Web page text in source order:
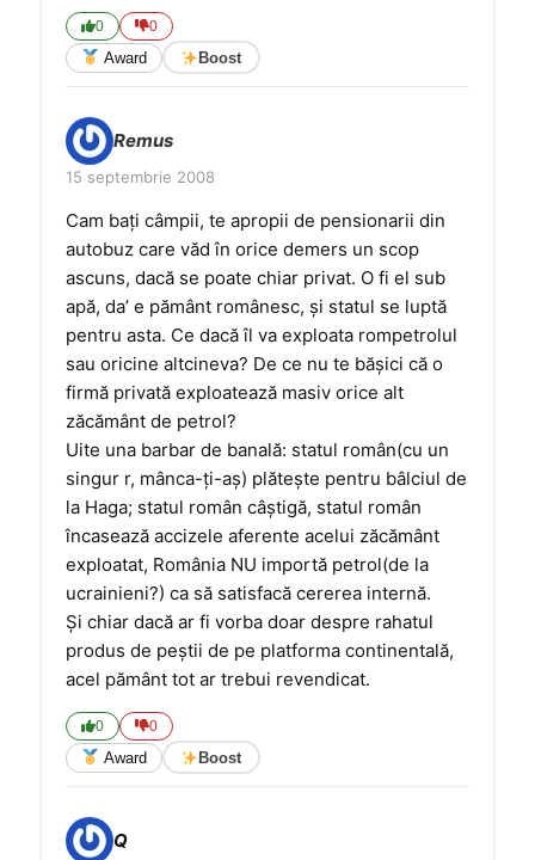
0 0
Award Boost
Remus
15 septembrie 2008
Cam baţi câmpii, te apropii de pensionarii din
autobuz care văd în orice demers un scop
ascuns, dacă se poate chiar privat. O fi el sub
apă, da’ e pământ românesc, şi statul se luptă
pentru asta. Ce dacă îl va exploata rompetrolul
sau oricine altcineva? De ce nu te băşici că o
firmă privată exploatează masiv orice alt
zăcământ de petrol?
Uite una barbar de banală: statul român(cu un
singur r, mânca-ţi-aş) plăteşte pentru bâlciul de
la Haga; statul român câştigă, statul român
încasează accizele aferente acelui zăcământ
exploatat, România NU importă petrol(de la
ucrainieni?) ca să satisfacă cererea internă.
Şi chiar dacă ar fi vorba doar despre rahatul
produs de peştii de pe platforma continentală,
acel pământ tot ar trebui revendicat.
0 0
Award Boost
Q